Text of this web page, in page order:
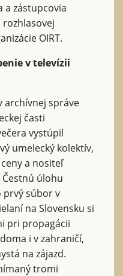
a zástupcovia
OIRT.
v televízii
archívnej správe
časti
vystúpil
umelecký kolektív,
a nositeľ
úlohu
prvý súbor v
na Slovensku si
pri propagácii
i v zahraničí,
na zájazd.
tromi